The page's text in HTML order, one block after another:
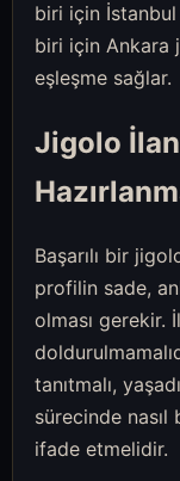
biri için
biri için Ankara
eşleşme sağlar.
Jigolo
Başarılı bir
profilin sade,
olması gerekir.
tanıtmalı,
sürecinde nasıl
ifade etmelidir.